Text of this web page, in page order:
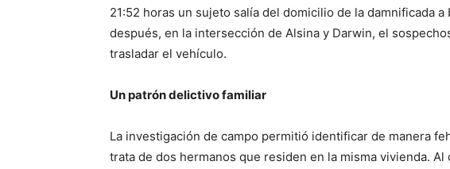
21:52 horas un sujeto salía del domicilio de la damnificada
después, en la intersección de Alsina y Darwin, el
trasladar el vehículo.
Un patrón delictivo familiar
La investigación de campo permitió identificar de manera
trata de dos hermanos que residen en la misma vivienda.